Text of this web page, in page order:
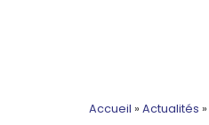
Accueil » Actualités »